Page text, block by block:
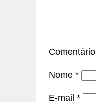
Comentário
Nome *
E-mail *